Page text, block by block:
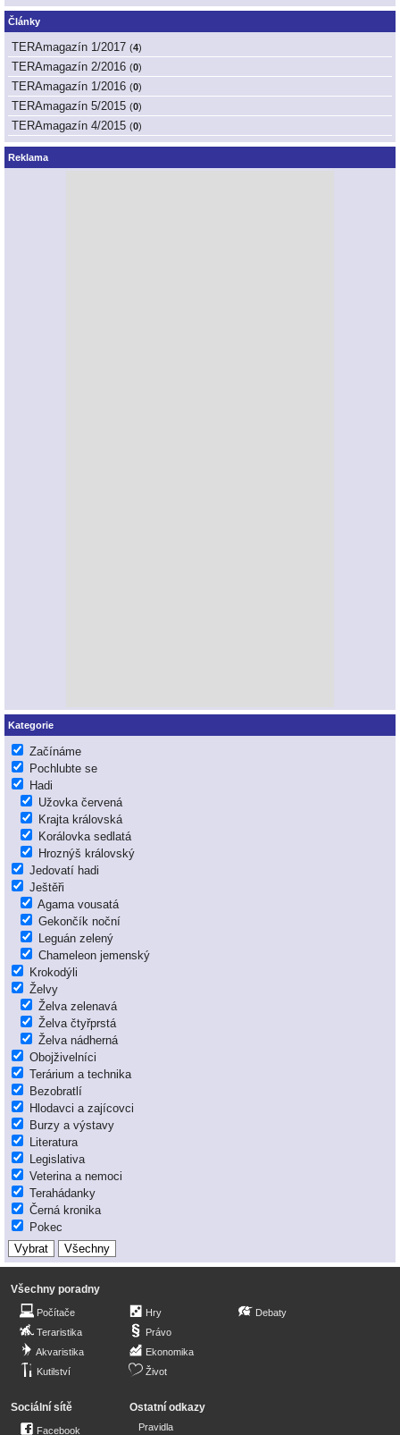
Články
TERAmagazín 1/2017 (4)
TERAmagazín 2/2016 (0)
TERAmagazín 1/2016 (0)
TERAmagazín 5/2015 (0)
TERAmagazín 4/2015 (0)
Reklama
Kategorie
Začínáme
Pochlubte se
Hadi
Užovka červená
Krajta královská
Korálovka sedlatá
Hroznýš královský
Jedovatí hadi
Ještěři
Agama vousatá
Gekončík noční
Leguán zelený
Chameleon jemenský
Krokodýli
Želvy
Želva zelenavá
Želva čtyřprstá
Želva nádherná
Obojživelníci
Terárium a technika
Bezobratlí
Hlodavci a zajícovci
Burzy a výstavy
Literatura
Legislativa
Veterina a nemoci
Terahádanky
Černá kronika
Pokec
Všechny poradny
Počítače
Teraristika
Akvaristika
Kutilství
Hry
Právo
Ekonomika
Život
Debaty
Sociální sítě
Facebook
Ostatní odkazy
Pravidla